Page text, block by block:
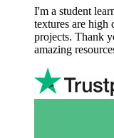
I'm a student
textures are
projects. Thank
amazing